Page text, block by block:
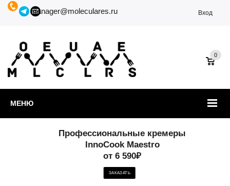
manager@moleculares.ru Вход
МЕНЮ
0
Профессиональные кремеры
InnoCook Maestro
от 6 590₽
ЗАКАЗАТЬ